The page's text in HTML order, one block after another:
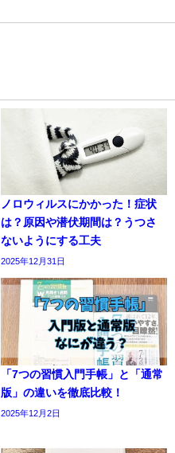
ノロウィルスにかかった！症状
は？原因や潜伏期間は？うつさ
ないようにする工夫
2025年12月31日
「7つの習慣入門手帳」と「通常
版」の違いを徹底比較！
2025年12月2日